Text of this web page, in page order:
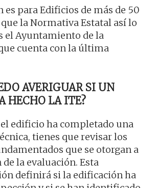
es para Edificios de más de 50
la Normativa Estatal así lo
el Ayuntamiento de la
cuenta con la última
AVERIGUAR SI UN
HECHO LA ITE?
el edificio ha completado una
tienes que revisar los
que se otorgan a
la evaluación. Esta
definirá si la edificación ha